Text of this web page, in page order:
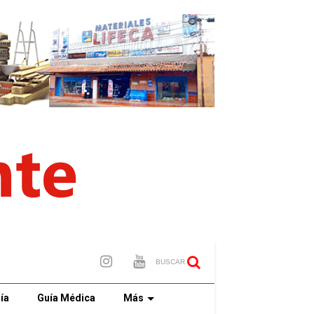
BUSCAR
Guía Médica Más